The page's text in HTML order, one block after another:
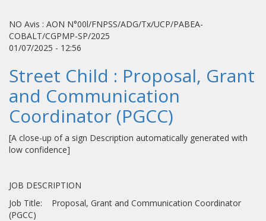
NO Avis : AON N°00l/FNPSS/ADG/Tx/UCP/PABEA-
COBALT/CGPMP-SP/2025
01/07/2025 - 12:56
Street Child : Proposal, Grant
and Communication
Coordinator (PGCC)
[A close-up of a sign Description automatically generated with
low confidence]
JOB DESCRIPTION
Job Title: Proposal, Grant and Communication Coordinator
(PGCC)